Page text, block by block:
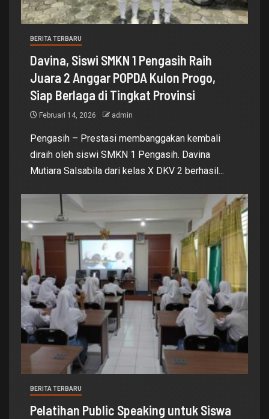
BERITA TERBARU
Davina, Siswi SMKN 1 Pengasih Raih
Juara 2 Anggar POPDA Kulon Progo,
Siap Berlaga di Tingkat Provinsi
Februari 14, 2026 admin
Pengasih – Prestasi membanggakan kembali
diraih oleh siswi SMKN 1 Pengasih. Davina
Mutiara Salsabila dari kelas X DKV 2 berhasil...
BERITA TERBARU
Pelatihan Public Speaking untuk Siswa